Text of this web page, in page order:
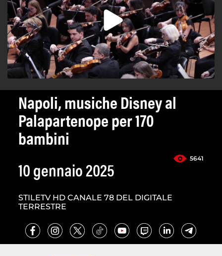
Napoli, musiche Disney al
Palapartenope per 170
bambini
5641
10 gennaio 2025
STILETV HD CANALE 78 DEL DIGITALE
TERRESTRE